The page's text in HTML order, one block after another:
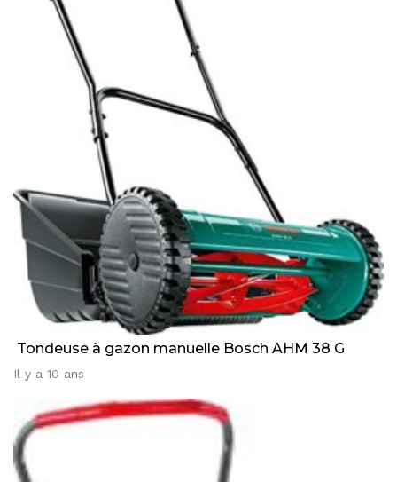
Tondeuse à gazon manuelle Bosch AHM 38 G
Il y a 10 ans